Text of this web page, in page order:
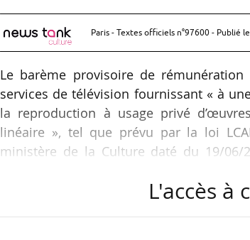
Paris - Textes officiels n°97600 - Publié le
Le barème provisoire de
services de télévision fournissant « à
la reproduction à usage privé
linéaire », tel que prévu par la loi
ministère de la Culture daté du 19/06/
étude d’usage préalable et à partir «
L'accès à